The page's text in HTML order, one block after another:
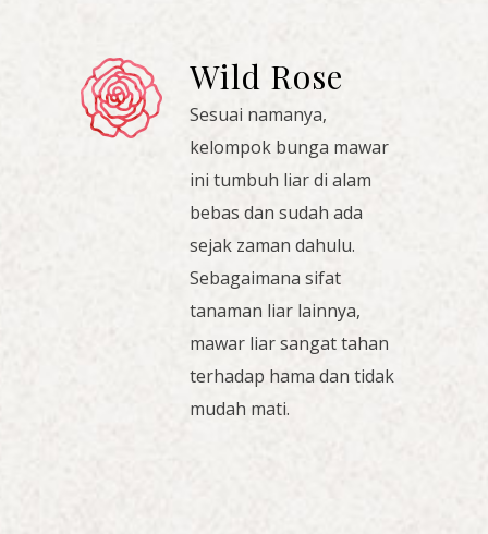
Wild Rose
Sesuai namanya,
kelompok bunga mawar
ini tumbuh liar di alam
bebas dan sudah ada
sejak zaman dahulu.
Sebagaimana sifat
tanaman liar lainnya,
mawar liar sangat tahan
terhadap hama dan tidak
mudah mati.